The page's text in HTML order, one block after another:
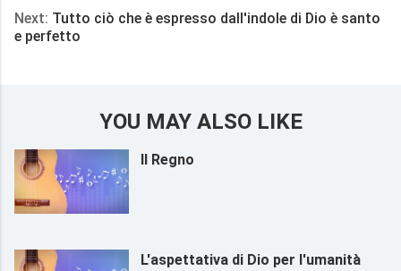
Next: Tutto ciò che è espresso dall'indole di Dio è santo
e perfetto
YOU MAY ALSO LIKE
Il Regno
L'aspettativa di Dio per l'umanità